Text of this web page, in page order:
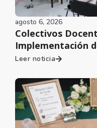
agosto 6, 2026
Colectivos
Implementación
Leer noticia